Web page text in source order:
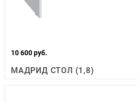
10 600 руб.
МАДРИД СТОЛ (1,8)